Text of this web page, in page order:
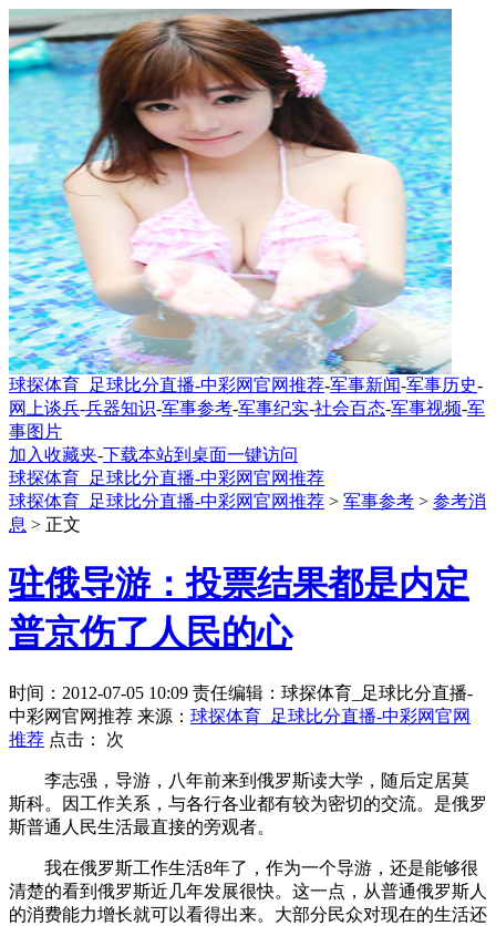
球探体育_足球比分直播-中彩网官网推荐-军事新闻-军事历史-
网上谈兵-兵器知识-军事参考-军事纪实-社会百态-军事视频-军
事图片
加入收藏夹-下载本站到桌面一键访问
球探体育_足球比分直播-中彩网官网推荐
球探体育_足球比分直播-中彩网官网推荐 > 军事参考 > 参考消
息 > 正文
驻俄导游：投票结果都是内定
普京伤了人民的心
时间：2012-07-05 10:09 责任编辑：球探体育_足球比分直播-
中彩网官网推荐 来源： 球探体育_足球比分直播-中彩网官网
推荐 点击： 次
李志强，导游，八年前来到俄罗斯读大学，随后定居莫
斯科。因工作关系，与各行各业都有较为密切的交流。是俄罗
斯普通人民生活最直接的旁观者。
我在俄罗斯工作生活8年了，作为一个导游，还是能够很
清楚的看到俄罗斯近几年发展很快。这一点，从普通俄罗斯人
的消费能力增长就可以看得出来。大部分民众对现在的生活还